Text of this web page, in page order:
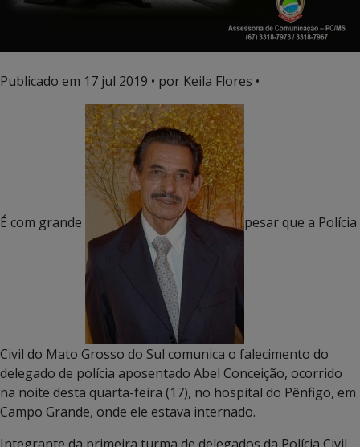
Publicado em 17 jul 2019 • por Keila Flores •
É com grande pesar que a Polícia
Civil do Mato Grosso do Sul comunica o falecimento do
delegado de polícia aposentado Abel Conceição, ocorrido
na noite desta quarta-feira (17), no hospital do Pênfigo, em
Campo Grande, onde ele estava internado.